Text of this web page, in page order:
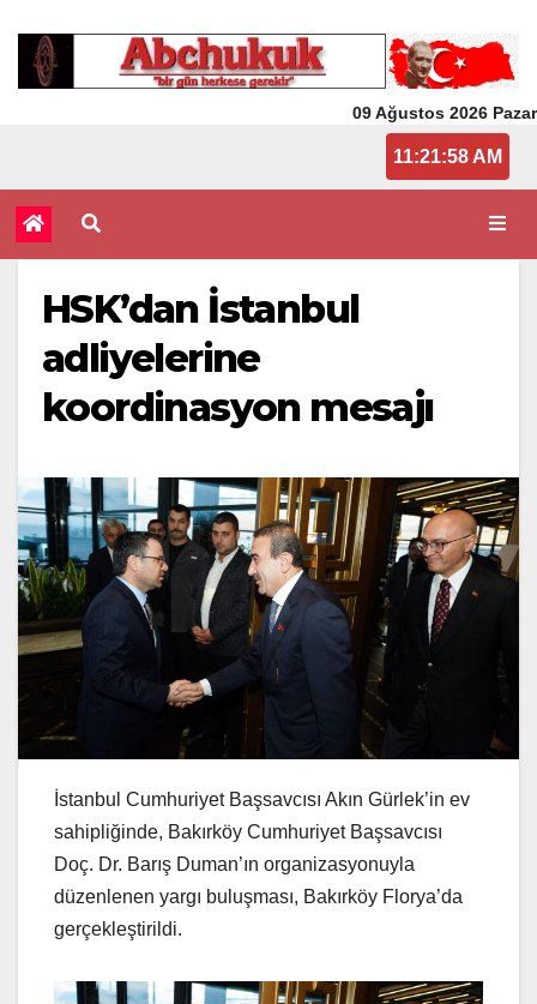
09 Ağustos 2026 Pazar
11:21:58 AM
HSK’dan İstanbul
adliyelerine
koordinasyon mesajı
İstanbul Cumhuriyet Başsavcısı Akın Gürlek’in ev
sahipliğinde, Bakırköy Cumhuriyet Başsavcısı
Doç. Dr. Barış Duman’ın organizasyonuyla
düzenlenen yargı buluşması, Bakırköy Florya’da
gerçekleştirildi.